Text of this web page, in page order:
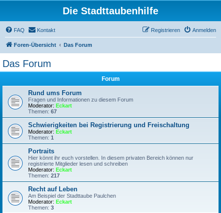
Die Stadttaubenhilfe
FAQ Kontakt Anmelden
Registrieren
Foren-Übersicht Das Forum
Das Forum
Forum
Rund ums Forum
Fragen und Informationen zu diesem Forum
Moderator: Eckart
Themen: 67
Schwierigkeiten bei Registrierung und Freischaltung
Moderator: Eckart
Themen: 1
Portraits
Hier könnt ihr euch vorstellen. In diesem privaten Bereich können nur
registrierte Mitglieder lesen und schreiben
Moderator: Eckart
Themen: 217
Recht auf Leben
Am Beispiel der Stadttaube Paulchen
Moderator: Eckart
Themen: 3